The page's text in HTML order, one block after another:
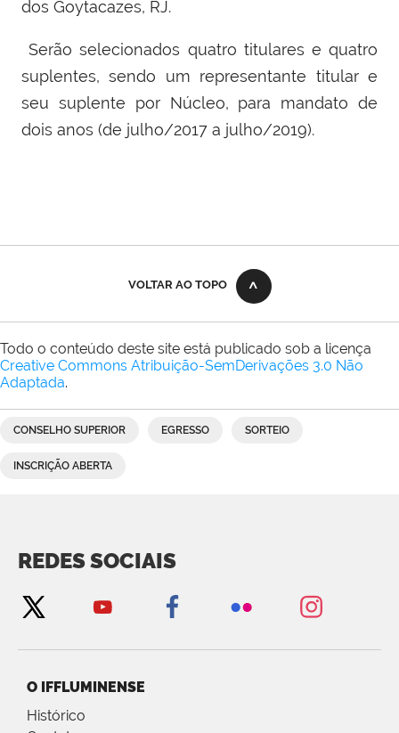
dos Goytacazes, RJ.
Serão selecionados quatro titulares e quatro
suplentes, sendo um representante titular e
seu suplente por Núcleo, para mandato de
dois anos (de julho/2017 a julho/2019).
VOLTAR AO TOPO
Todo o conteúdo deste site está publicado sob a licença
Creative Commons Atribuição-SemDerivações 3.0 Não
Adaptada.
CONSELHO SUPERIOR EGRESSO SORTEIO
INSCRIÇÃO ABERTA
REDES SOCIAIS
O IFFLUMINENSE
Histórico